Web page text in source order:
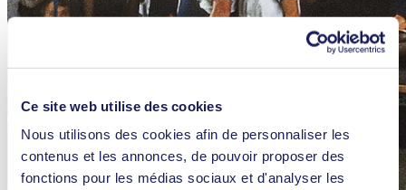
Ce site web utilise des cookies
Nous utilisons des cookies afin de personnaliser les
contenus et les annonces, de pouvoir proposer des
fonctions pour les médias sociaux et d'analyser les